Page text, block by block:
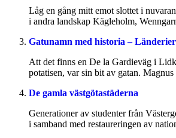
Låg en gång mitt emot slottet i
i andra landskap Kägleholm,
Gatunamn med historia –
Att det finns en De la Gardieväg i
potatisen, var sin bit av gatan.
De gamla västgötastäderna
Generationer av studenter från
i samband med restaureringen av